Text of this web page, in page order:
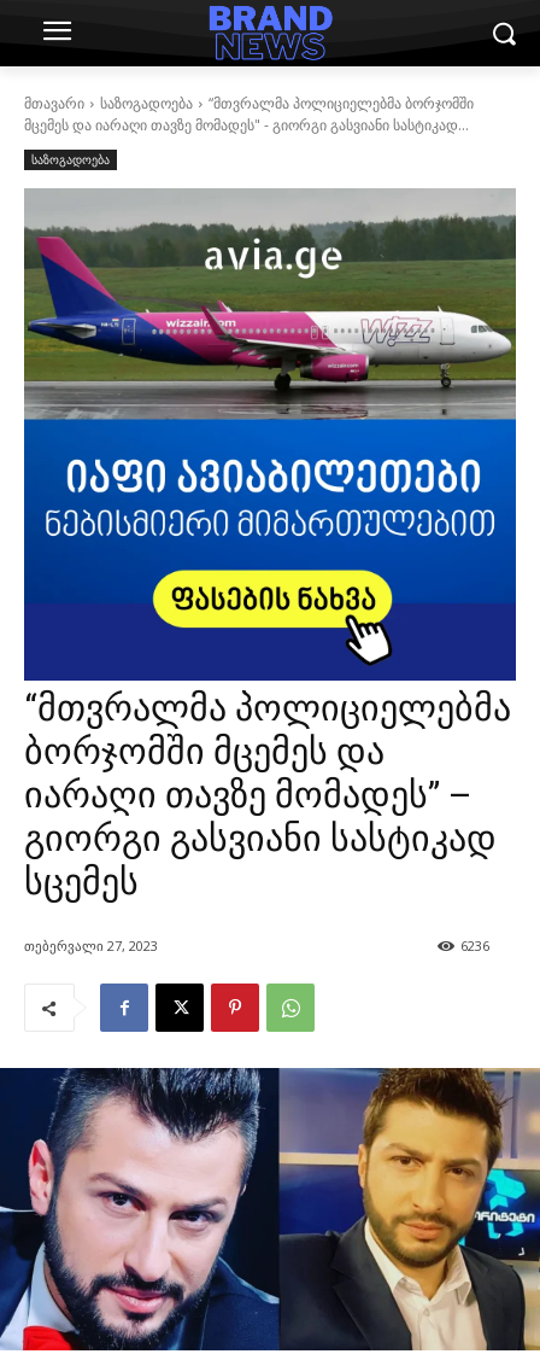
მთავარი საზოგადოება
“მთვრალმა პოლიციელებმა ბორჯომში
მცემეს და იარაღი თავზე მომადეს" - გიორგი გასვიანი სასტიკად...
საზოგადოება
“მთვრალმა პოლიციელებმა
ბორჯომში მცემეს და
იარაღი თავზე მომადეს” –
გიორგი გასვიანი სასტიკად
სცემეს
თებერვალი 27, 2023 6236